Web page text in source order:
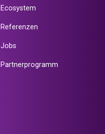
Ecosystem
Referenzen
Jobs
Partnerprogramm